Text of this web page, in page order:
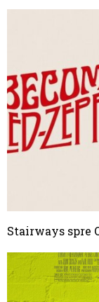
Stairways spre